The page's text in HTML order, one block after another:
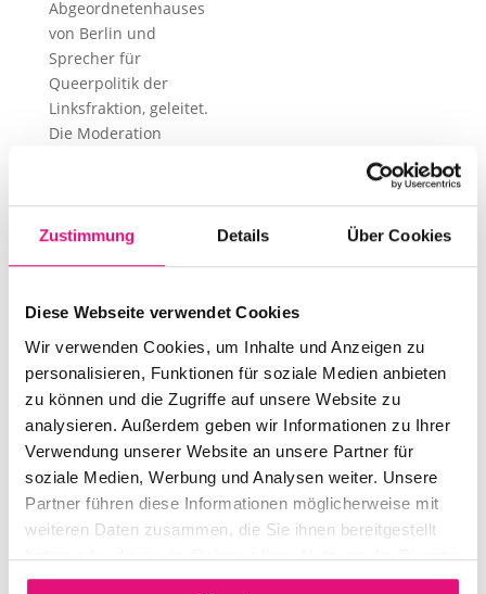
Zustimmung Details Über Cookies
Diese Webseite verwendet Cookies
Wir verwenden Cookies, um Inhalte und Anzeigen zu
personalisieren, Funktionen für soziale Medien anbieten
zu können und die Zugriffe auf unsere Website zu
analysieren. Außerdem geben wir Informationen zu Ihrer
Verwendung unserer Website an unsere Partner für
soziale Medien, Werbung und Analysen weiter. Unsere
Partner führen diese Informationen möglicherweise mit
weiteren Daten zusammen, die Sie ihnen bereitgestellt
haben oder die sie im Rahmen Ihrer Nutzung der Dienste
gesammelt haben.
Abgeordnetenhauses
von Berlin und
Sprecher für
Queerpolitik der
Linksfraktion, geleitet.
Die Moderation
Geschäftsstelle des
PEN Berlin und
Literaturszene Berlin.
Der Abend geht um 20
Uhr mit der Aufführung
des Stücks ugly
duckling von Bastian
Kraft weiter (Ticket
erforderlich), gefolgt
von einem DJ-Set von DJ
LIL JA um 22:00 Uhr